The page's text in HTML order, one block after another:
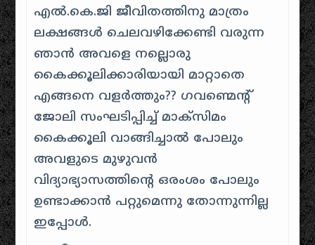
എൽ.കെ.ജി ജീവിതത്തിനു മാത്രം
ലക്ഷങ്ങൾ ചെലവഴിക്കേണ്ടി വരുന്ന
ഞാൻ അവളെ നല്ലൊരു
കൈക്കൂലിക്കാരിയായി മാറ്റാതെ
എങ്ങനെ വളർത്തും?? ഗവണ്മെന്റ്
ജോലി സംഘടിപ്പിച്ച് മാക്സിമം
കൈക്കൂലി വാങ്ങിച്ചാൽ പോലും
അവളുടെ മുഴുവൻ
വിദ്യാഭ്യാസത്തിന്റെ ഒരംശം പോലും
ഉണ്ടാക്കാൻ പറ്റുമെന്നു തോന്നുന്നില്ല
ഇപ്പോൾ.